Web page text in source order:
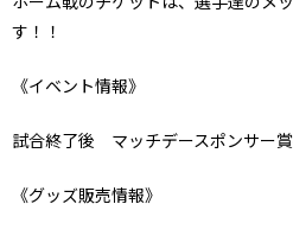
す！！
《イベント情報》
試合終了後 マッチデースポンサー
《グッズ販売情報》